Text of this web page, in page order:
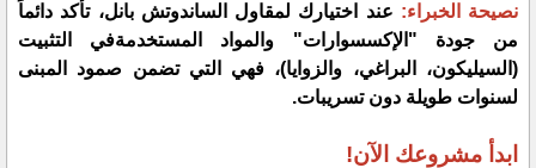
​نصيحة الخبراء: عند اختيارك لمقاول الساندوتش بانل، تأكد دائماً
من جودة "الإكسسوارات" والمواد المستخدمةفي التثبيت
(السيليكون، البراغي، والزوايا)، فهي التي تضمن صمود المبنى
لسنوات طويلة دون تسريبات.
​ابدأ مشروعك الآن!